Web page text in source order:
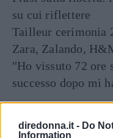
diredonna.it - Do
Information
su cui riflettere
Tailleur cerimonia
Zara, Zalando,
"Ho vissuto 72 ore
successo dopo mi